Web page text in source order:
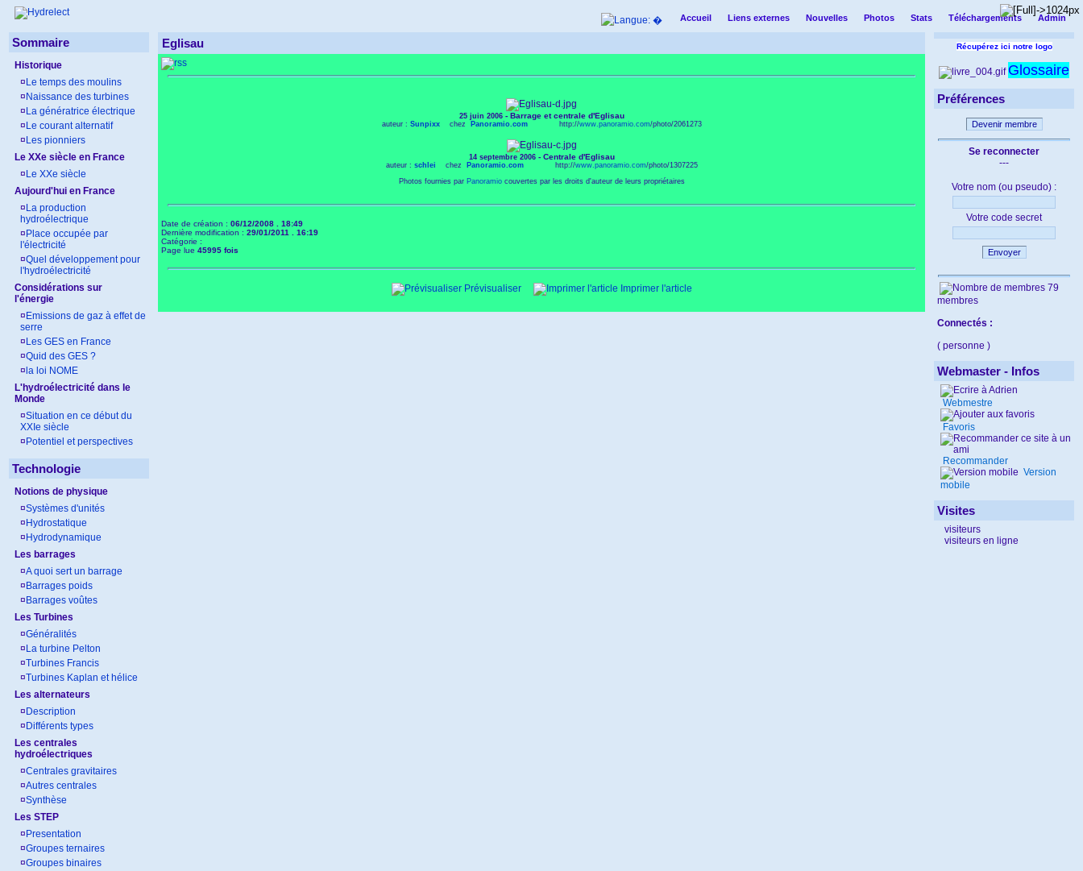
Admin
Accueil Liens externes Nouvelles Photos Stats Téléchargements
Sommaire
Historique
¤ Le temps des moulins
¤ Naissance des turbines
¤ La génératrice électrique
¤ Le courant alternatif
¤ Les pionniers
Le XXe siècle en France
¤ Le XXe siècle
Aujourd'hui en France
¤ La production
hydroélectrique
¤ Place occupée par
l'électricité
¤Quel développement pour
l'hydroélectricité
Considérations sur
l'énergie
¤ Emissions de gaz à effet de
serre
¤ Les GES en France
¤Quid des GES ?
¤ la loi NOME
L'hydroélectricité dans le
Monde
¤Situation en ce début du
XXIe siècle
¤ Potentiel et perspectives
Technologie
Notions de physique
¤Systèmes d'unités
¤ Hydrostatique
¤ Hydrodynamique
Les barrages
¤A quoi sert un barrage
¤ Barrages poids
¤ Barrages voûtes
Les Turbines
¤Généralités
¤ La turbine Pelton
¤Turbines Francis
¤Turbines Kaplan et hélice
Les alternateurs
¤ Description
¤ Différents types
Les centrales
hydroélectriques
¤Centrales gravitaires
¤Autres centrales
¤Synthèse
Les STEP
¤ Presentation
¤Groupes ternaires
¤Groupes binaires
Eglisau
25 juin 2006- Barrage et centrale d'Eglisau
auteur : Sunpixxchez Panoramio.comhttp://www.panoramio.com/photo/2061273
14 septembre 2006- Centrale d'Eglisau
auteur : schlei chez Panoramio.comhttp://www.panoramio.com/photo/1307225
Photos fournies par Panoramiocouvertes par les droits d'auteur de leurs propriétaires
Date de création : 06/12/2008 . 18:49
Dernière modification : 29/01/2011 . 16:19
Catégorie :
Page lue 45995 fois
Prévisualiser Imprimer l'article
Récupérez ici notre logo
Glossaire
Préférences
Devenir membre
Se reconnecter
---
Votre nom (ou pseudo) :
Votre code secret
Envoyer
79
membres
Connectés :
( personne )
Webmaster - Infos
Webmestre
Favoris
Recommander
Version
mobile
Visites
visiteurs
visiteurs en ligne